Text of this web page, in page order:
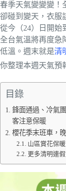
春季天氣變變變！
卻碰到變天，衣服
從今（24）日開始
全台氣溫將再度急
低溫。週末就是清
你整理本週天氣預
目錄
鋒面通過、冷氣
客注意保暖
櫻花季末班車，
山區賞花保
更多清明連